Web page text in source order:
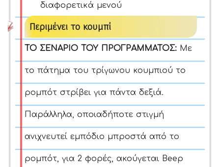
διαφορετικά μενού
Περιμένει το κουμπί
ΤΟ ΣΕΝΑΡΙΟ ΤΟΥ ΠΡΟΓΡΑΜΜΑΤΟΣ: Με
το πάτημα του τρίγωνου κουμπιού το
ρομπότ στρίβει για πάντα δεξιά.
Παράλληλα, οποιαδήποτε στιγμή
ανιχνευτεί εμπόδιο μπροστά από το
ρομπότ, για 2 φορές, ακούγεται Beep